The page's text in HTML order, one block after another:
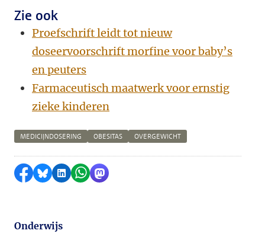
Zie ook
Proefschrift leidt tot nieuw
doseervoorschrift morfine voor baby’s
en peuters
Farmaceutisch maatwerk voor ernstig
zieke kinderen
MEDICIJNDOSERING OBESITAS OVERGEWICHT
Delen op Facebook
Delen via Bluesky
Delen op LinkedIn
Delen via WhatsApp
Delen via Mastodon
Onderwijs